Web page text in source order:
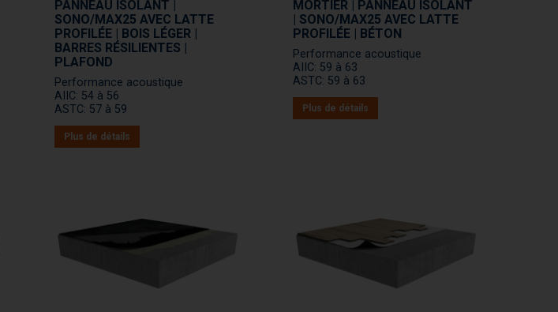
PANNEAU ISOLANT |
SONO/MAX25 AVEC LATTE
PROFILÉE | BOIS LÉGER |
BARRES RÉSILIENTES |
PLAFOND
Performance acoustique
AIIC: 54 à 56
ASTC: 57 à 59
Plus de détails
MORTIER | PANNEAU ISOLANT
| SONO/MAX25 AVEC LATTE
PROFILÉE | BÉTON
Performance acoustique
AIIC: 59 à 63
ASTC: 59 à 63
Plus de détails